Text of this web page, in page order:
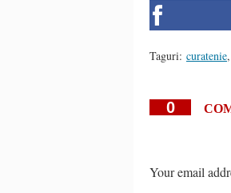
Taguri: curatenie,
0
Your email